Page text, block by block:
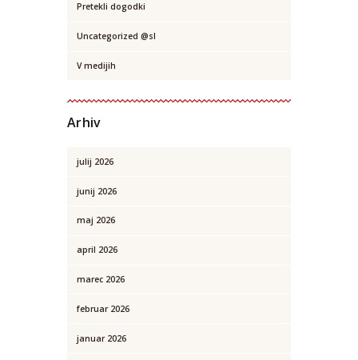
Pretekli dogodki
Uncategorized @sl
V medijih
Arhiv
julij 2026
junij 2026
maj 2026
april 2026
marec 2026
februar 2026
januar 2026